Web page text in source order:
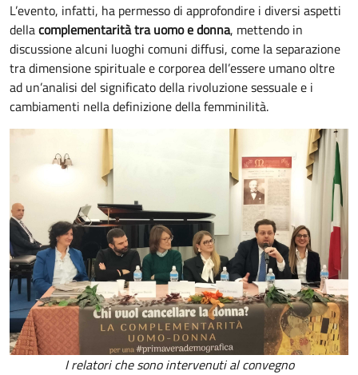
L’evento, infatti, ha permesso di approfondire i diversi aspetti
dellacomplementarità tra uomo e donna, mettendo in
discussione alcuni luoghi comuni diffusi, come la separazione
tra dimensione spirituale e corporea dell’essere umano oltre
ad un’analisi del significato della rivoluzione sessuale e i
cambiamenti nella definizione della femminilità.
I relatori che sono intervenuti al convegno